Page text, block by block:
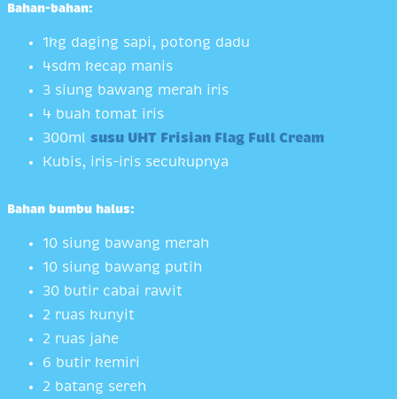
Bahan-bahan:
1kg daging sapi, potong dadu
4sdm kecap manis
3 siung bawang merah iris
4 buah tomat iris
300ml susu UHT Frisian Flag Full Cream
Kubis, iris-iris secukupnya
Bahan bumbu halus:
10 siung bawang merah
10 siung bawang putih
30 butir cabai rawit
2 ruas kunyit
2 ruas jahe
6 butir kemiri
2 batang sereh